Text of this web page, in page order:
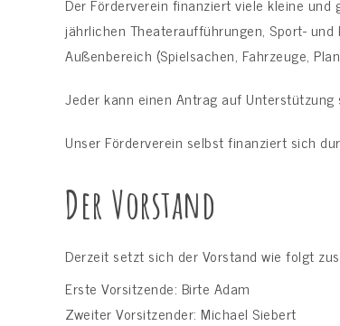
jährlichen Theateraufführungen, Sport-
Außenbereich (Spielsachen, Fahrzeuge,
Jeder kann einen Antrag auf
Unser Förderverein selbst finanziert sich
Der Vorstand
Derzeit setzt sich der Vorstand wie folgt
Erste Vorsitzende: Birte Adam
Zweiter Vorsitzender: Michael Siebert